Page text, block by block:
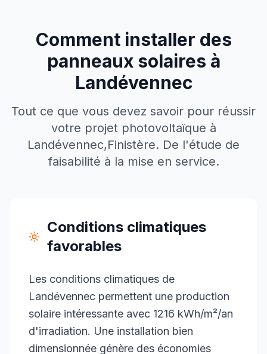
Comment installer des
panneaux solaires à
Landévennec
Tout ce que vous devez savoir pour réussir
votre projet photovoltaïque à
Landévennec,Finistère. De l'étude de
faisabilité à la mise en service.
Conditions climatiques
favorables
Les conditions climatiques de
Landévennec permettent une production
solaire intéressante avec 1216 kWh/m²/an
d'irradiation. Une installation bien
dimensionnée génère des économies